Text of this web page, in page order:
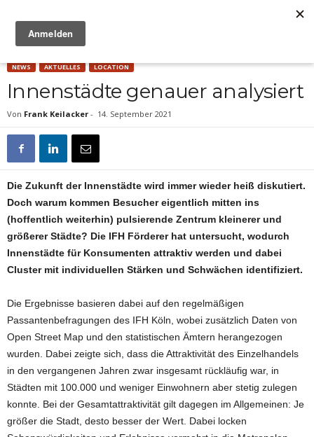
NEWS AKTUELLES LOCATION
Innenstädte genauer analysiert
Von Frank Keilacker - 14. September 2021
Die Zukunft der Innenstädte wird immer wieder heiß diskutiert.
Doch warum kommen Besucher eigentlich mitten ins
(hoffentlich weiterhin) pulsierende Zentrum kleinerer und
größerer Städte? Die IFH Förderer hat untersucht, wodurch
Innenstädte für Konsumenten attraktiv werden und dabei
Cluster mit individuellen Stärken und Schwächen identifiziert.
Die Ergebnisse basieren dabei auf den regelmäßigen
Passantenbefragungen des IFH Köln, wobei zusätzlich Daten von
Open Street Map und den statistischen Ämtern herangezogen
wurden. Dabei zeigte sich, dass die Attraktivität des Einzelhandels
in den vergangenen Jahren zwar insgesamt rückläufig war, in
Städten mit 100.000 und weniger Einwohnern aber stetig zulegen
konnte. Bei der Gesamtattraktivität gilt dagegen im Allgemeinen: Je
größer die Stadt, desto besser der Wert. Dabei locken